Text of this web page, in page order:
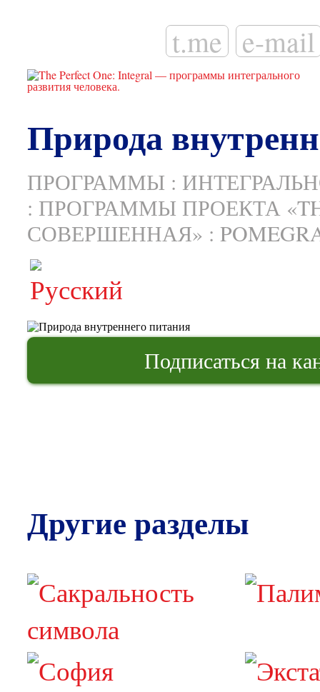
t.me e-mail
Природа
ПРОГРАММЫ :
: ПРОГРАММЫ ПРОЕКТА
СОВЕРШЕННАЯ» :
Подписаться на
Другие разделы